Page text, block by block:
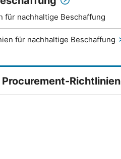
für nachhaltige Beschaffung
für nachhaltige Beschaffung
Procurement-Richtlinien